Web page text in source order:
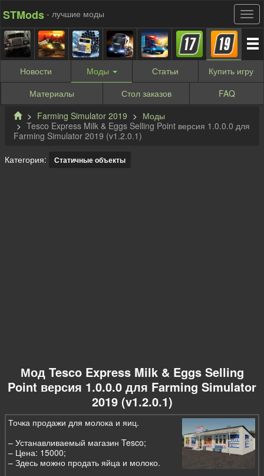
STMods - лучшие моды
Новости Моды Статьи Купить игру
Материалы
Стол заказов
FAQ
Farming Simulator 2019
Моды
Tesco Express Milk & Eggs Selling Point версия 1.0.0.0 для
Farming Simulator 2019 (v1.2.0.1)
Категория: Статичные объекты
Мод Tesco Express Milk & Eggs Selling
Point версия 1.0.0.0 для Farming Simulator
2019 (v1.2.0.1)
Точка продажи для молока и яиц.
– Устанавливаемый магазин Tesco;
– Цена: 15000;
– Здесь можно продать яйца и молоко.